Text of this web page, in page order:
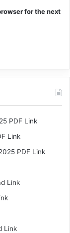
for the next
PDF Link
Link
PDF Link
Link
Link